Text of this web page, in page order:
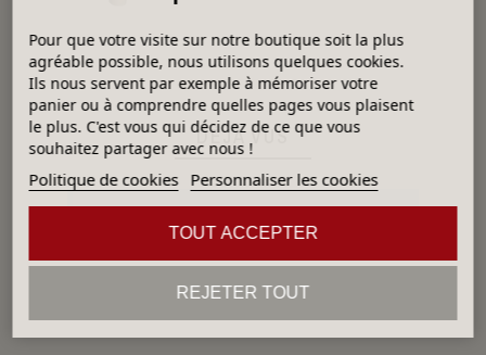
DÉJÀ VUS
Aucun produit
Pour que votre visite sur notre boutique soit la plus
agréable possible, nous utilisons quelques cookies.
Ils nous servent par exemple à mémoriser votre
panier ou à comprendre quelles pages vous plaisent
le plus. C'est vous qui décidez de ce que vous
souhaitez partager avec nous !
Politique de cookies Personnaliser les cookies
REJETER TOUT
TOUT ACCEPTER